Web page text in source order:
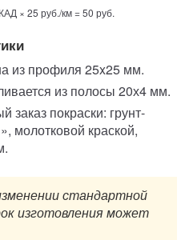
× 25 руб./км = 50 руб.
из профиля 25x25 мм.
из полосы 20х4 мм.
заказ покраски: грунт-
молотковой краской,
стандартной
изготовления может